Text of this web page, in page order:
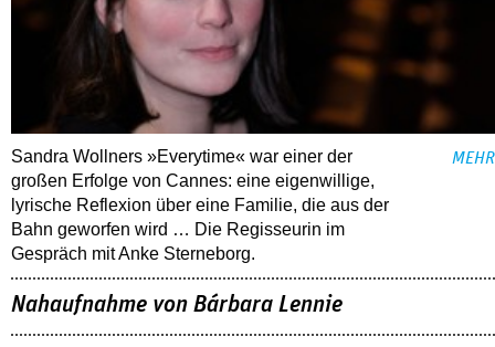
Sandra Wollners »Everytime« war einer der
großen Erfolge von Cannes: eine eigenwillige,
lyrische Reflexion über eine ­Familie, die aus der
Bahn geworfen wird … Die Regisseurin im
Gespräch mit Anke Sterneborg.
MEHR
Nahaufnahme von Bárbara Lennie